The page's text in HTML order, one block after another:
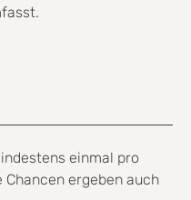
einmal pro
Chancen ergeben auch